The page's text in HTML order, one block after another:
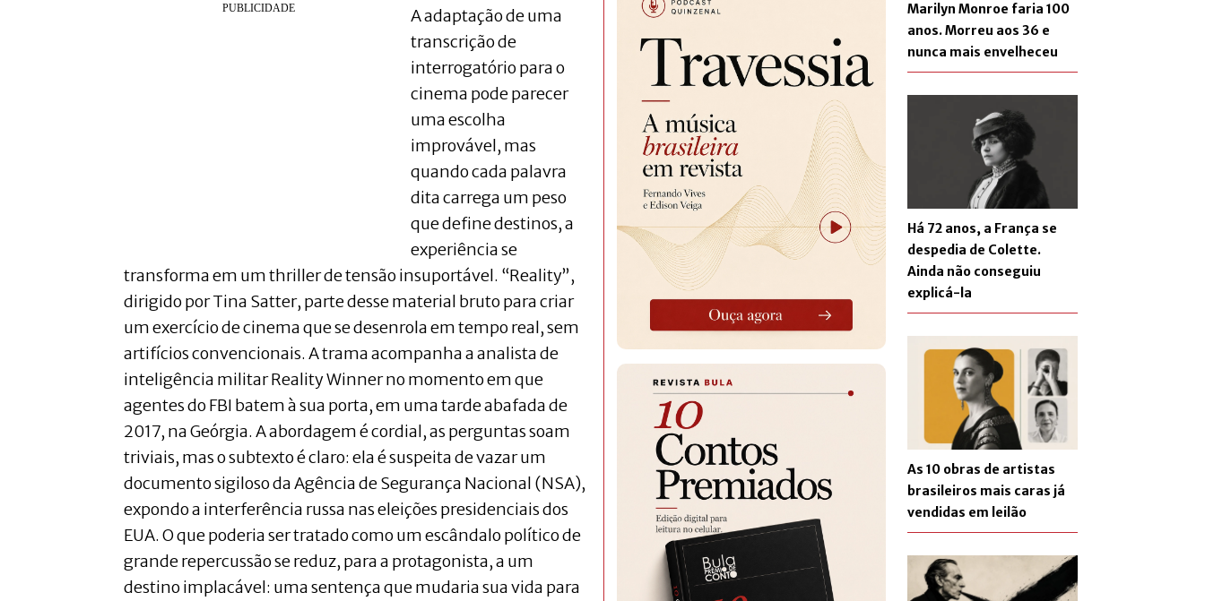
A adaptação de uma
transcrição de
interrogatório para o
cinema pode parecer
uma escolha
improvável, mas
quando cada palavra
dita carrega um peso
que define destinos, a
experiência se
transforma em um thriller de tensão insuportável. “Reality”,
dirigido por Tina Satter, parte desse material bruto para criar
um exercício de cinema que se desenrola em tempo real, sem
artifícios convencionais. A trama acompanha a analista de
inteligência militar Reality Winner no momento em que
agentes do FBI batem à sua porta, em uma tarde abafada de
2017, na Geórgia. A abordagem é cordial, as perguntas soam
triviais, mas o subtexto é claro: ela é suspeita de vazar um
documento sigiloso da Agência de Segurança Nacional (NSA),
expondo a interferência russa nas eleições presidenciais dos
EUA. O que poderia ser tratado como um escândalo político de
grande repercussão se reduz, para a protagonista, a um
destino implacável: uma sentença que mudaria sua vida para
Marilyn Monroe faria 100
anos. Morreu aos 36 e
nunca mais envelheceu
Há 72 anos, a França se
despedia de Colette.
Ainda não conseguiu
explicá-la
As 10 obras de artistas
brasileiros mais caras já
vendidas em leilão